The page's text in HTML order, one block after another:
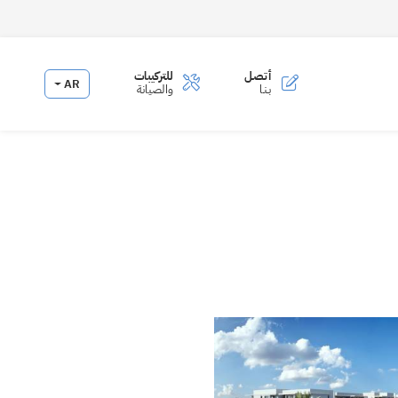
أتصـل
بـنـا
للتركيبات
والصيانة AR